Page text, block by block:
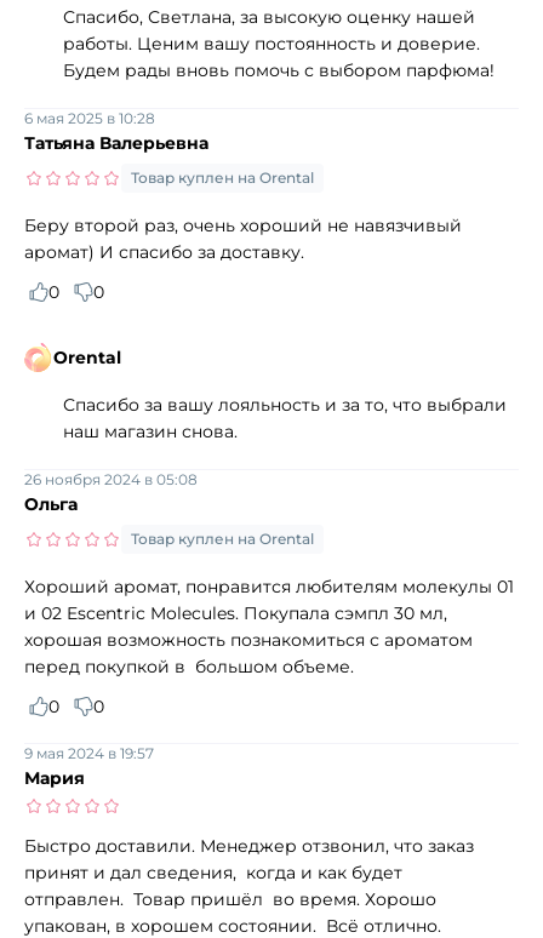
Спасибо, Светлана, за высокую оценку нашей
работы. Ценим вашу постоянность и доверие.
Будем рады вновь помочь с выбором парфюма!
Татьяна Валерьевна
6 мая 2025 в 10:28
Товар куплен на Orental
Беру второй раз, очень хороший не навязчивый
аромат) И спасибо за доставку.
0
0
Orental
Спасибо за вашу лояльность и за то, что выбрали
наш магазин снова.
Ольга
26 ноября 2024 в 05:08
Товар куплен на Orental
Хороший аромат, понравится любителям молекулы 01
и 02 Escentric Molecules. Покупала сэмпл 30 мл,
хорошая возможность познакомиться с ароматом
перед покупкой в большом объеме.
0
0
Мария
9 мая 2024 в 19:57
Быстро доставили. Менеджер отзвонил, что заказ
принят и дал сведения, когда и как будет
отправлен. Товар пришёл во время. Хорошо
упакован, в хорошем состоянии. Всё отлично.